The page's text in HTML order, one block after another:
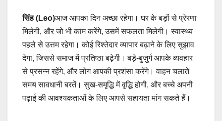
सिंह (Leo)आज आपका दिन अच्छा रहेगा। घर के बड़ों से प्रेरणा
मिलेगी, और जो भी काम करेंगे, उसमें सफलता मिलेगी। स्वास्थ्य
पहले से उत्तम रहेगा। कोई रिश्तेदार व्यापार बढ़ाने के लिए सुझाव
देगा, जिससे समाज में प्रतिष्ठा बढ़ेगी। बड़े-बुजुर्ग आपके व्यवहार
से प्रसन्न रहेंगे, और लोग आपकी प्रशंसा करेंगे। वाहन चलाते
समय सावधानी बरतें। सुख-समृद्धि में वृद्धि होगी, और बच्चे अपनी
पढ़ाई की आवश्यकताओं के लिए आपसे सहायता मांग सकते हैं।